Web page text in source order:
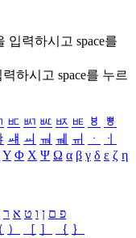
입력하시고 space를
력하시고 space를 누르
ㅳ ㅴ ㅵ ㅶ ㅷ ㅸ
ㅹ
ㆈ ㆉ ㆊ ㆋ ㆌ ㆍ
ㆎ
Υ Φ Χ Ψ Ω α β γ δ ε ζ η
פ ם ן ו ט א ר
） ［ ］ ｛ ｝